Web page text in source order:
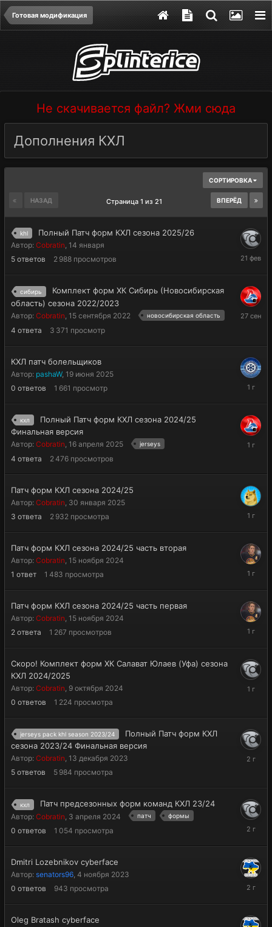
Готовая модификация
Не скачивается файл? Жми сюда
Дополнения КХЛ
СОРТИРОВКА
НАЗАД ВПЕРЁД
Страница 1 из 21
khl Полный Патч форм КХЛ сезона 2025/26
Автор: Cobratin, 14 января
5 ответов 2 988 просмотров
21
сибирь
Комплект форм ХК Сибирь (Новосибирская
область) сезона 2022/2023
Автор: Cobratin 15 сентября 2022 новосибирская область
4 ответа 3 371 просмотр
27
КХЛ патч болельщиков
Автор: pashaW, 19 июня 2025
0 ответов 1 661 просмотр
19
2025
кхл
Полный Патч форм КХЛ сезона 2024/25
Финальная версия
Автор: Cobratin, 16 апреля 2025 jerseys
4 ответа 2 476 просмотров
Патч форм КХЛ сезона 2024/25
Автор: Cobratin 30 января 2025
3 ответа 2 932 просмотра
28
2025
Патч форм КХЛ сезона 2024/25 часть вторая
Автор: Cobratin 15 ноября 2024
1 ответ 1 483 просмотра
15
2024
Патч форм КХЛ сезона 2024/25 часть первая
Автор: Cobratin 15 ноября 2024
2 ответа 1 267 просмотров
15
2024
Скоро! Комплект форм ХК Салават Юлаев (Уфа) сезона
КХЛ 2024/2025
Автор: Cobratin 9 октября 2024
0 ответов 1 224 просмотра
jerseys pack khl season 2023/24
Полный Патч форм КХЛ
сезона 2023/24 Финальная версия
Автор: Cobratin, 13 декабря 2023
5 ответов 5 984 просмотра
кхл Патч предсезонных форм команд КХЛ 23/24
Автор: Cobratin 3 апреля 2024 патч формы
0 ответов 1 054 просмотра
2024
Dmitri Lozebnikov cyberface
Автор: senators96, 4 ноября 2023
0 ответов 943 просмотра
2023
Oleg Bratash cyberface